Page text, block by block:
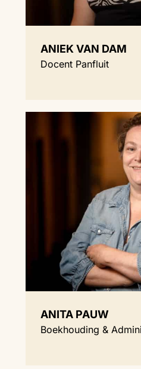
ANIEK VAN DAM
Docent Panfluit
ANITA PAUW
Boekhouding &